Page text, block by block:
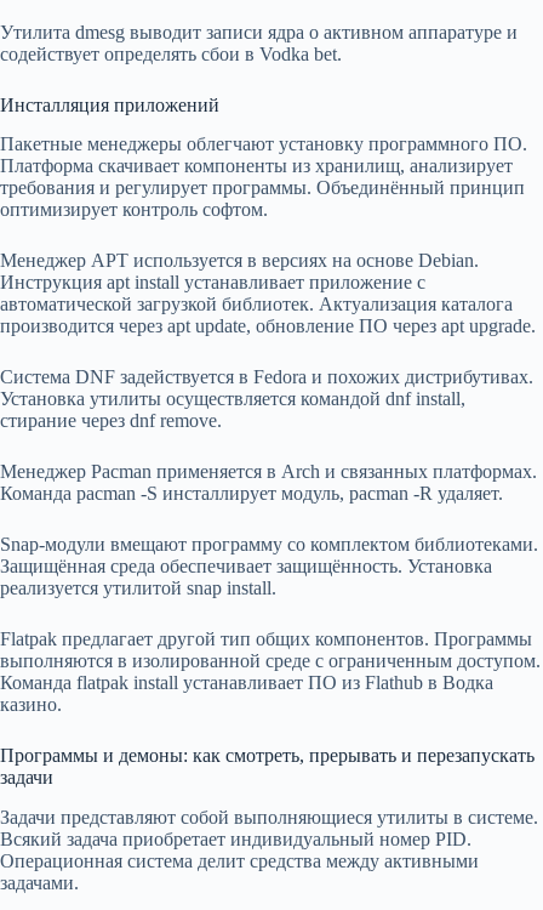
Утилита dmesg выводит записи ядра о активном аппаратуре и
содействует определять сбои в Vodka bet.
Инсталляция приложений
Пакетные менеджеры облегчают установку программного ПО.
Платформа скачивает компоненты из хранилищ, анализирует
требования и регулирует программы. Объединённый принцип
оптимизирует контроль софтом.
Менеджер APT используется в версиях на основе Debian.
Инструкция apt install устанавливает приложение с
автоматической загрузкой библиотек. Актуализация каталога
производится через apt update, обновление ПО через apt upgrade.
Система DNF задействуется в Fedora и похожих дистрибутивах.
Установка утилиты осуществляется командой dnf install,
стирание через dnf remove.
Менеджер Pacman применяется в Arch и связанных платформах.
Команда pacman -S инсталлирует модуль, pacman -R удаляет.
Snap-модули вмещают программу со комплектом библиотеками.
Защищённая среда обеспечивает защищённость. Установка
реализуется утилитой snap install.
Flatpak предлагает другой тип общих компонентов. Программы
выполняются в изолированной среде с ограниченным доступом.
Команда flatpak install устанавливает ПО из Flathub в Водка
казино.
Программы и демоны: как смотреть, прерывать и перезапускать
задачи
Задачи представляют собой выполняющиеся утилиты в системе.
Всякий задача приобретает индивидуальный номер PID.
Операционная система делит средства между активными
задачами.